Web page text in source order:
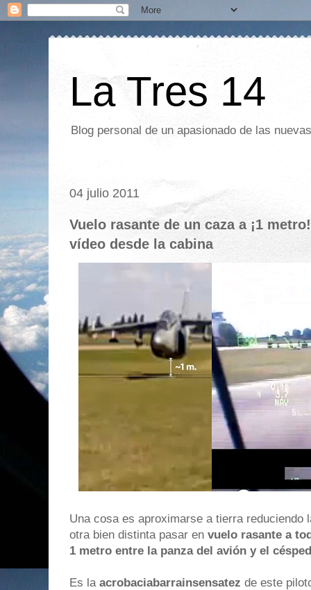
La Tres 14
Blog personal de un apasionado de las
04 julio 2011
Vuelo rasante de un caza a ¡1
vídeo desde la cabina
Una cosa es aproximarse a tierra
otra bien distinta pasar en vuelo rasante a
1 metro entre la panza del avión y el césped
Es la acrobaciabarrainsensatez de este